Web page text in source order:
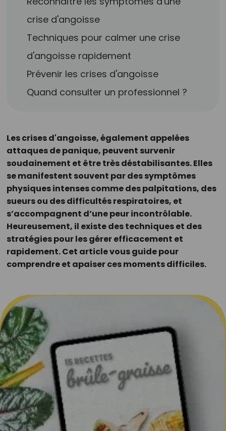
crise d'angoisse
Techniques pour calmer une crise
d'angoisse rapidement
Prévenir les crises d'angoisse
Quand consulter un professionnel ?
Les crises d'angoisse, également appelées
attaques de panique, peuvent survenir
soudainement et être très déstabilisantes. Elles
se manifestent souvent par des symptômes
physiques intenses comme des palpitations, des
sueurs ou des difficultés respiratoires, et
s’accompagnent d’une peur incontrôlable.
Heureusement, il existe des techniques et des
stratégies pour les gérer efficacement et
rapidement. Cet article vous guide pour
comprendre et apaiser ces moments difficiles.